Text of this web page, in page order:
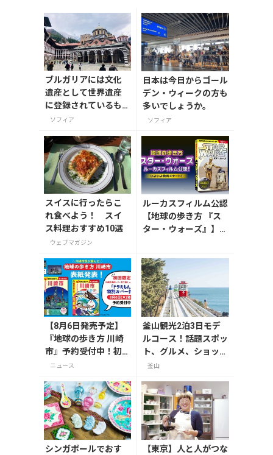
ブルガリアには文化
遺産として世界遺産
に登録されているも
のが７つあります。
ソフィア
日本は今日からゴール
デン・ウィークの方も
多いでしょうか。
ソフィア
スイスに行ったらこ
れ食べよう！ スイ
ス料理おすすめ10選
ウェブマガジン
ルーカスフィルム公認
【地球の歩き方 『ス
ター・ウォーズ』】が
の特製リバーシブル帯
付き
【8月6日発売予定】
『地球の歩き方 川崎
市』予約受付中！初
回限定版は「ドラえ
き
ニュース
釜山観光2泊3日モデ
ルコース！話題スポッ
ト、グルメ、ショッピ
ングを満喫
釜山
シンガポールでおす
【東京】人と人がつな